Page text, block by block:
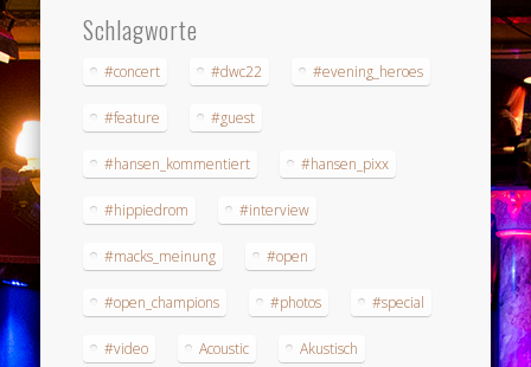
Schlagworte
#concert #dwc22 #evening_heroes
#feature #guest
#hansen_kommentiert #hansen_pixx
#hippiedrom #interview
#macks_meinung #open
#open_champions #photos #special
#video Acoustic Akustisch